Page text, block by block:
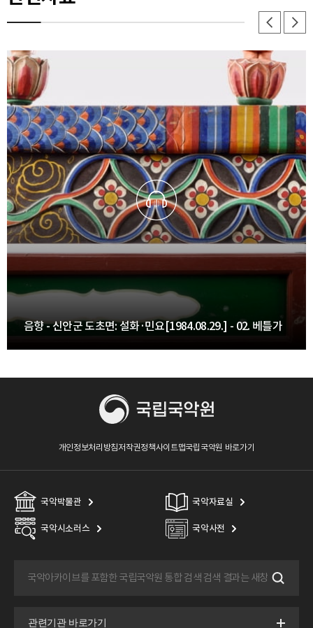
음향 - 신안군 도초면: 설화·민요[1984.08.29.] - 02. 베틀가
개인정보처리방침저작권정책사이트맵국립국악원 바로가기
국악박물관 국악자료실
국악시소러스 국악사전